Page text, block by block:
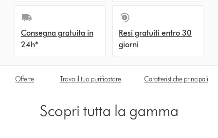
Consegna gratuita in
24h*
Resi gratuiti entro 30
giorni
Offerte Trova il tuo purificatore Caratteristiche principali
Scopri tutta la gamma